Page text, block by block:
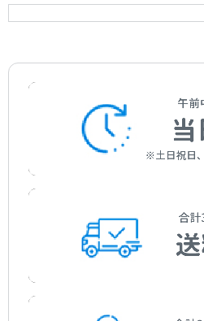
デチューン
作曲者：酒井健治